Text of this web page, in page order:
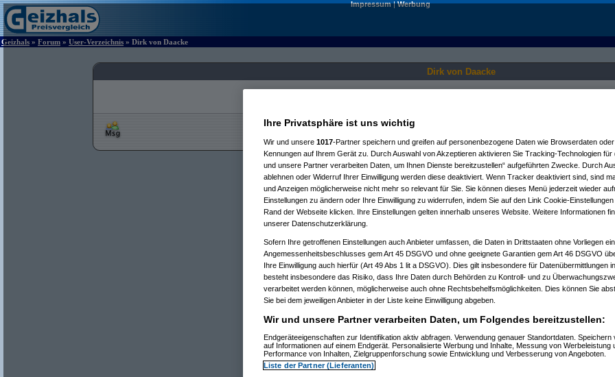
Impressum|Werbung
Geizhals » Forum » User-Verzeichnis » Dirk von Daacke
Dirk von Daacke
Ihre Privatsphäre ist uns wichtig
Wir und unsere 1017-Partner speichern und greifen auf personenbezogene Daten wie Browserdaten
Kennungen auf Ihrem Gerät zu. Durch Auswahl von Akzeptieren aktivieren Sie Tracking-Technologien für
und unsere Partner verarbeiten Daten, um Ihnen Dienste bereitzustellen“ aufgeführten Zwecke. Durch
ablehnen oder Widerruf Ihrer Einwilligung werden diese deaktiviert. Wenn Tracker deaktiviert sind, sind
und Anzeigen möglicherweise nicht mehr so relevant für Sie. Sie können dieses Menü jederzeit wieder
Einstellungen zu ändern oder Ihre Einwilligung zu widerrufen, indem Sie auf den Link Cookie-
Rand der Webseite klicken. Ihre Einstellungen gelten innerhalb unseres Website. Weitere Informationen
unserer Datenschutzerklärung.
Sofern Ihre getroffenen Einstellungen auch Anbieter umfassen, die Daten in Drittstaaten ohne Vorliegen
Angemessenheitsbeschlusses gem Art 45 DSGVO und ohne geeignete Garantien gem Art 46 DSGVO
Ihre Einwilligung auch hierfür (Art 49 Abs 1 lit a DSGVO). Dies gilt insbesondere für Datenübermittlungen
besteht insbesondere das Risiko, dass Ihre Daten durch Behörden zu Kontroll- und zu
verarbeitet werden können, möglicherweise auch ohne Rechtsbehelfsmöglichkeiten. Dies können Sie
Sie bei dem jeweiligen Anbieter in der Liste keine Einwilligung abgeben.
Wir und unsere Partner verarbeiten Daten, um Folgendes bereitzustellen:
Endgeräteeigenschaften zur Identifikation aktiv abfragen. Verwendung genauer Standortdaten. Speichern
auf Informationen auf einem Endgerät. Personalisierte Werbung und Inhalte, Messung von Werbeleistung
Performance von Inhalten, Zielgruppenforschung sowie Entwicklung und Verbesserung von Angeboten.
Liste der Partner (Lieferanten)